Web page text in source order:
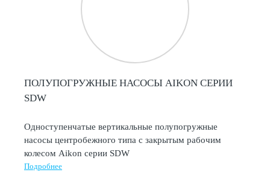
ПОЛУПОГРУЖНЫЕ НАСОСЫ AIKON СЕРИИ
SDW
Одноступенчатые вертикальные полупогружные
насосы центробежного типа с закрытым рабочим
колесом Aikon серии SDW
Подробнее